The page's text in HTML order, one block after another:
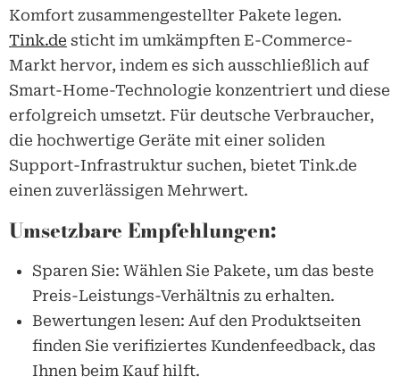
Komfort zusammengestellter Pakete legen.
Tink.de sticht im umkämpften E-Commerce-
Markt hervor, indem es sich ausschließlich auf
Smart-Home-Technologie konzentriert und diese
erfolgreich umsetzt. Für deutsche Verbraucher,
die hochwertige Geräte mit einer soliden
Support-Infrastruktur suchen, bietet Tink.de
einen zuverlässigen Mehrwert.
Umsetzbare Empfehlungen:
Sparen Sie: Wählen Sie Pakete, um das beste
Preis-Leistungs-Verhältnis zu erhalten.
Bewertungen lesen: Auf den Produktseiten
finden Sie verifiziertes Kundenfeedback, das
Ihnen beim Kauf hilft.